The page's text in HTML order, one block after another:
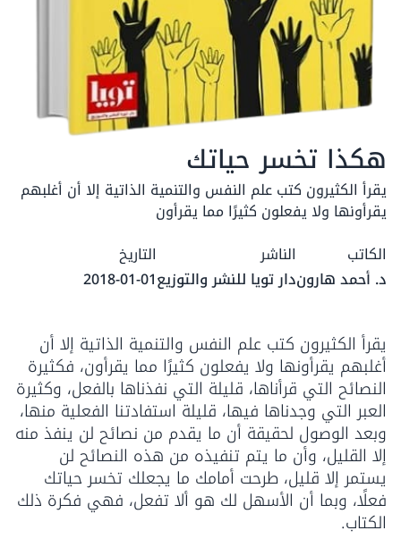
هكذا تخسر حياتك
يقرأ الكثيرون كتب علم النفس والتنمية الذاتية إلا أن أغلبهم
يقرأونها ولا يفعلون كثيرًا مما يقرأون
الكاتب
د. أحمد هارون
الناشر
دار تويا للنشر والتوزيع
التاريخ
2018-01-01
يقرأ الكثيرون كتب علم النفس والتنمية الذاتية إلا أن
أغلبهم يقرأونها ولا يفعلون كثيرًا مما يقرأون، فكثيرة
النصائح التي قرأناها، قليلة التي نفذناها بالفعل، وكثيرة
العبر التي وجدناها فيها، قليلة استفادتنا الفعلية منها،
وبعد الوصول لحقيقة أن ما يقدم من نصائح لن ينفذ منه
إلا القليل، وأن ما يتم تنفيذه من هذه النصائح لن
يستمر إلا قليل، طرحت أمامك ما يجعلك تخسر حياتك
فعلًا، وبما أن الأسهل لك هو ألا تفعل، فهي فكرة ذلك
الكتاب.